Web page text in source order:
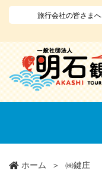
コ
旅行会社の皆さまへ
ホーム ㈱鍵庄